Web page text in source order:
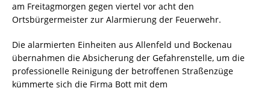
am Freitagmorgen gegen viertel vor acht den
Ortsbürgermeister zur Alarmierung der Feuerwehr.
Die alarmierten Einheiten aus Allenfeld und Bockenau
übernahmen die Absicherung der Gefahrenstelle, um die
professionelle Reinigung der betroffenen Straßenzüge
kümmerte sich die Firma Bott mit dem